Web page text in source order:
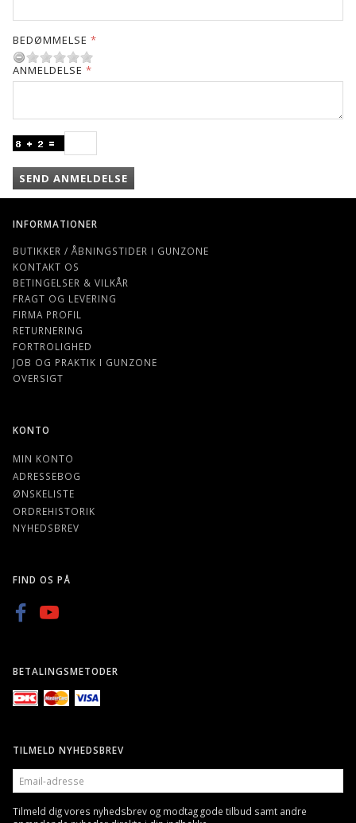
BEDØMMELSE
ANMELDELSE
SEND ANMELDELSE
INFORMATIONER
BUTIKKER / ÅBNINGSTIDER I GUNZONE
KONTAKT OS
BETINGELSER & VILKÅR
FRAGT OG LEVERING
FIRMA PROFIL
RETURNERING
FORTROLIGHED
JOB OG PRAKTIK I GUNZONE
OVERSIGT
KONTO
MIN KONTO
ADRESSEBOG
ØNSKELISTE
ORDREHISTORIK
NYHEDSBREV
FIND OS PÅ
BETALINGSMETODER
TILMELD NYHEDSBREV
EMAIL-
ADRESSE
Tilmeld dig vores nyhedsbrev og modtag gode tilbud samt andre